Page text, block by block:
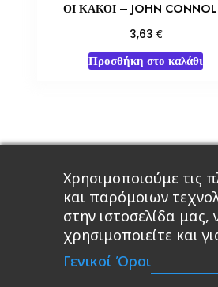
ΟΙ ΚΑΚΟΙ – JOHN
3,63 €
Προσθήκη στο καλάθι
Κεντρική Βιβλία
Χρησιμοποιούμε τις
και παρόμοιων
στην ιστοσελίδα
χρησιμοποιείτε και
Γενικοί Όροι